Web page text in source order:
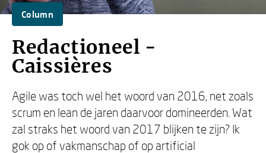
Column
Redactioneel -
Caissières
Agile was toch wel het woord van 2016, net zoals
scrum en lean de jaren daarvoor domineerden. Wat
zal straks het woord van 2017 blijken te zijn? Ik
gok op of vakmanschap of op artificial